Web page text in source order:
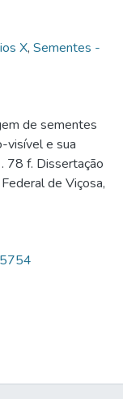
X, Sementes -
de sementes
visível e sua
78 f. Dissertação
de Viçosa,